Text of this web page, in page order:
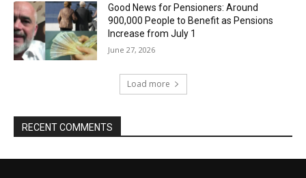
Good News for Pensioners: Around
900,000 People to Benefit as Pensions
Increase from July 1
June 27, 2026
Load more
RECENT COMMENTS